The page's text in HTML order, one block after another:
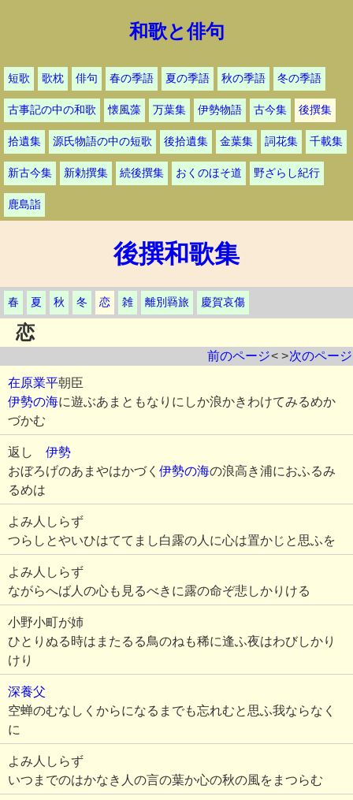
和歌と俳句
短歌 歌枕 俳句 春の季語 夏の季語 秋の季語 冬の季語
古事記の中の和歌 懐風藻 万葉集 伊勢物語 古今集 後撰集
拾遺集 源氏物語の中の短歌 後拾遺集 金葉集 詞花集 千載集
新古今集 新勅撰集 続後撰集 おくのほそ道 野ざらし紀行
鹿島詣
後撰和歌集
春 夏 秋 冬 恋 雑 離別羇旅 慶賀哀傷
恋
前のページ< >次のページ
在原業平朝臣
伊勢の海に遊ぶあまともなりにしか浪かきわけてみるめか
づかむ
返し 伊勢
おぼろげのあまやはかづく 伊勢の海の浪高き浦におふるみ
るめは
よみ人しらず
つらしとやいひはててまし白露の人に心は置かじと思ふを
よみ人しらず
ながらへば人の心も見るべきに露の命ぞ悲しかりける
小野小町が姉
ひとりぬる時はまたるる鳥のねも稀に逢ふ夜はわびしかり
けり
深養父
空蝉のむなしくからになるまでも忘れむと思ふ我ならなく
に
よみ人しらず
いつまでのはかなき人の言の葉か心の秋の風をまつらむ